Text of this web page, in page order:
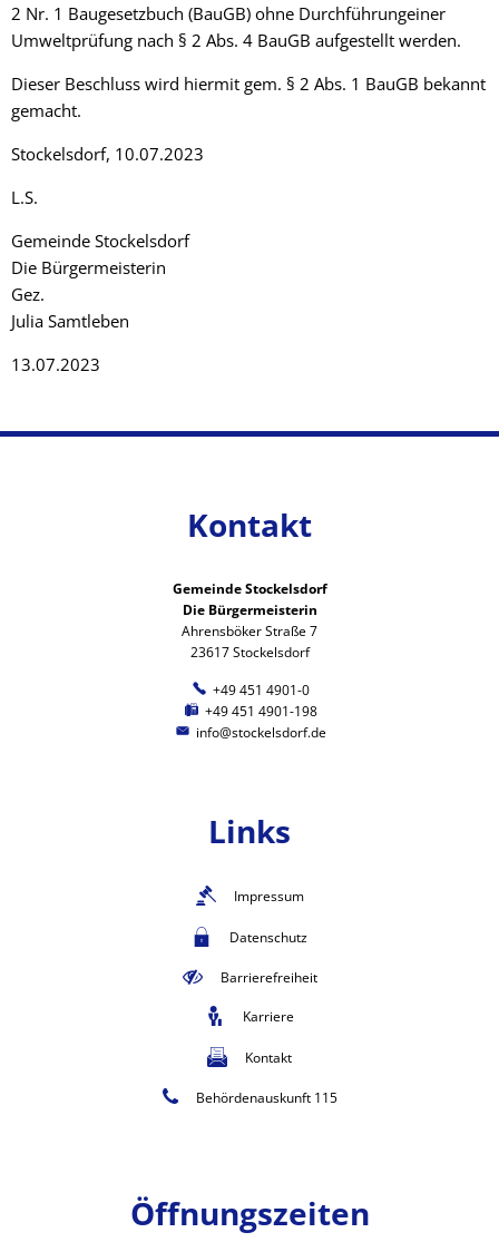
2 Nr. 1 Baugesetzbuch (BauGB) ohne Durchführungeiner
Umweltprüfung nach § 2 Abs. 4 BauGB aufgestellt werden.
Dieser Beschluss wird hiermit gem. § 2 Abs. 1 BauGB bekannt
gemacht.
Stockelsdorf, 10.07.2023
L.S.
Gemeinde Stockelsdorf
Die Bürgermeisterin
Gez.
Julia Samtleben
13.07.2023
Kontakt
Gemeinde Stockelsdorf
Die Bürgermeisterin
Ahrensböker Straße 7
23617 Stockelsdorf
+49 451 4901-0
+49 451 4901-198
info@stockelsdorf.de
Links
Impressum
Datenschutz
Barrierefreiheit
Karriere
Kontakt
Behördenauskunft 115
Öffnungszeiten